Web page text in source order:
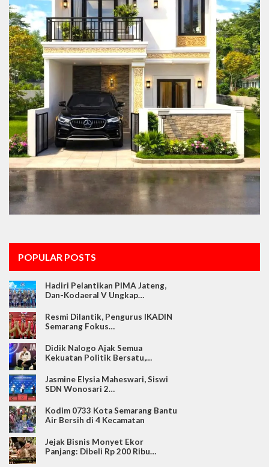
POPULAR POSTS
Hadiri Pelantikan PIMA Jateng,
Dan-Kodaeral V Ungkap…
Resmi Dilantik, Pengurus IKADIN
Semarang Fokus…
Didik Nalogo Ajak Semua
Kekuatan Politik Bersatu,…
Jasmine Elysia Maheswari, Siswi
SDN Wonosari 2…
Kodim 0733 Kota Semarang Bantu
Air Bersih di 4 Kecamatan
Jejak Bisnis Monyet Ekor
Panjang: Dibeli Rp 200 Ribu…